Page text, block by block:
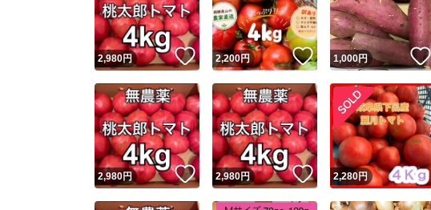
2,980円 いいね！
2,200円 いいね！
1,000円
2,980円 いいね！
2,980円 いいね！
2,280円